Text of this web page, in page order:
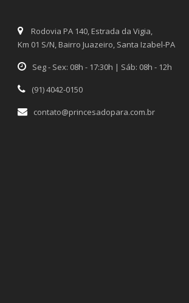
Rodovia PA 140, Estrada da Vigia,
Km 01 S/N, Bairro Juazeiro, Santa Izabel-PA
Seg - Sex: 08h - 17:30h | Sáb: 08h - 12h
(91) 4042-0150
contato@princesadopara.com.br